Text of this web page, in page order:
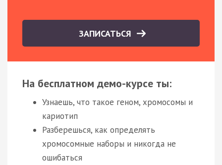
ЗАПИСАТЬСЯ
На бесплатном демо-курсе ты:
Узнаешь, что такое геном, хромосомы и
кариотип
Разберешься, как определять
хромосомные наборы и никогда не
ошибаться